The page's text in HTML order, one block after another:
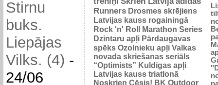
Stirnu
buks.
Liepājas
Vilks. (4) -
24/06
Runners Drosmes skrējiens
Latvijas kauss rogainingā
Rock 'n' Roll Marathon Series
Dzintaru apļi Pārdaugavas
spēks Ozolnieku apļi Valkas
novada skriešanas seriāls
“Optimists” Kuldīgas apļi
Latvijas kauss triatlonā
Noskrien Cēsis! BK Outdoor